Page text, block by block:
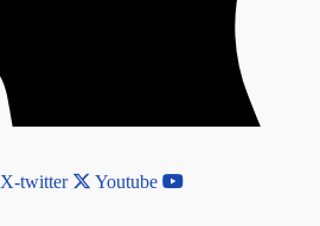
X-twitter Youtube